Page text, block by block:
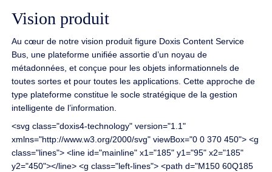
Vision produit
Au cœur de notre vision produit figure Doxis Content Service
Bus, une plateforme unifiée assortie d’un noyau de
métadonnées, et conçue pour les objets informationnels de
toutes sortes et pour toutes les applications. Cette approche de
type plateforme constitue le socle stratégique de la gestion
intelligente de l’information.
<svg class="doxis4-technology" version="1.1"
xmlns="http://www.w3.org/2000/svg" viewBox="0 0 370 450"> <g
class="lines"> <line id="mainline" x1="185" y1="95" x2="185"
y2="450"></line> <g class="left-lines"> <path d="M150 60Q185